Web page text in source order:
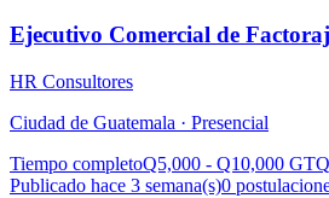
Ejecutivo Comercial de
HR Consultores
Ciudad de Guatemala · Presencial
Tiempo completoQ5,000 - Q10,000 GTQ
Publicado hace 3 semana(s)0